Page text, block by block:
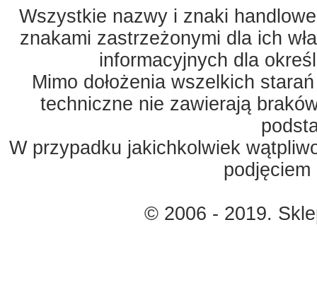
Wszystkie nazwy i znaki
znakami zastrzeżonymi dla ich
informacyjnych dla
Mimo dołożenia wszelkich
techniczne nie zawierają
W przypadku jakichkolwiek
© 2006 - 2019.